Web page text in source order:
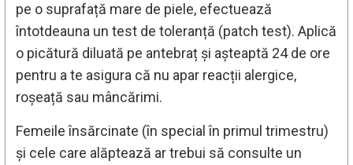
pe o suprafață mare de piele, efectuează
întotdeauna un test de toleranță (patch test). Aplică
o picătură diluată pe antebraț și așteaptă 24 de ore
pentru a te asigura că nu apar reacții alergice,
roșeață sau mâncărimi.
Femeile însărcinate (în special în primul trimestru)
și cele care alăptează ar trebui să consulte un